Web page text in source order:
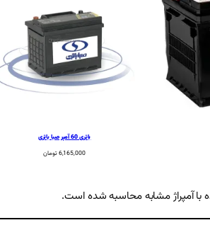
باتری 60 آمپر صبا باتری
6,165,000تومان
آمپراژ مشابه محاسبه شده است.